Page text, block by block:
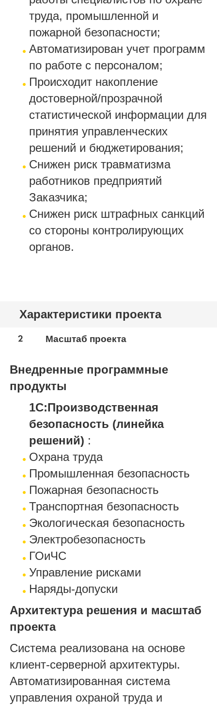
труда, промышленной и
пожарной безопасности;
Автоматизирован учет программ
по работе с персоналом;
Происходит накопление
достоверной/прозрачной
статистической информации для
принятия управленческих
решений и бюджетирования;
Снижен риск травматизма
работников предприятий
Заказчика;
Снижен риск штрафных санкций
со стороны контролирующих
органов.
Характеристики проекта
2 Масштаб проекта
Внедренные программные
продукты
1С:Производственная
безопасность (линейка
решений) :
Охрана труда
Промышленная безопасность
Пожарная безопасность
Транспортная безопасность
Экологическая безопасность
Электробезопасность
ГОиЧС
Управление рисками
Наряды-допуски
Архитектура решения и масштаб
проекта
Система реализована на основе
клиент-серверной архитектуры.
Автоматизированная система
управления охраной труда и